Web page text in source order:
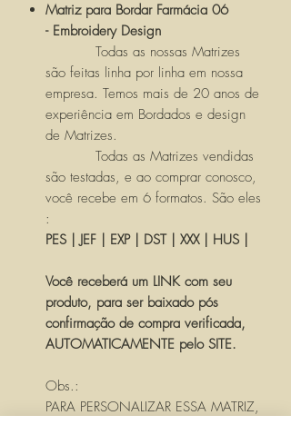
Matriz para Bordar Farmácia 06
- Embroidery Design
Todas as nossas Matrizes
são feitas linha por linha em nossa
empresa. Temos mais de 20 anos de
experiência em Bordados e design
de Matrizes.
Todas as Matrizes vendidas
são testadas, e ao comprar conosco,
você recebe em 6 formatos. São eles
:
PES | JEF | EXP | DST | XXX | HUS |
Você receberá um LINK com seu
produto, para ser baixado pós
confirmação de compra verificada,
AUTOMATICAMENTE pelo SITE.
Obs.:
PARA PERSONALIZAR ESSA MATRIZ,